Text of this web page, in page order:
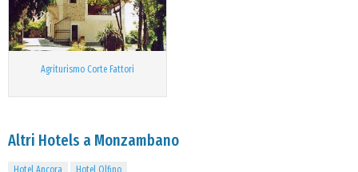
Agriturismo Corte Fattori
Altri Hotels a Monzambano
Hotel Ancora Hotel Olfino